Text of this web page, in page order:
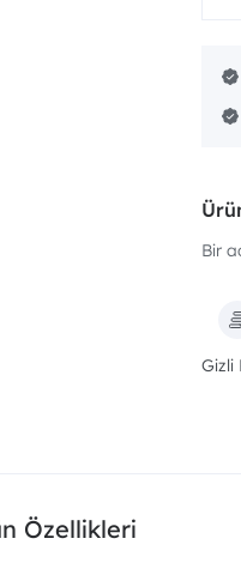
Bir
Gizli
Özellikleri